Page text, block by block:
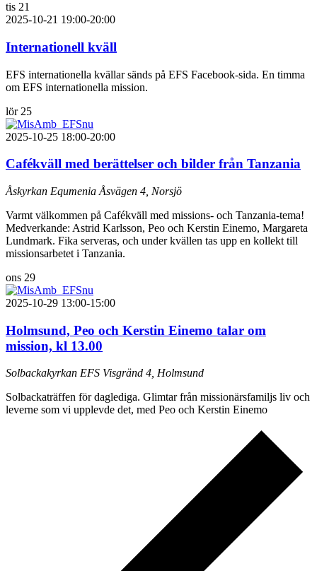
tis 21
2025-10-21 19:00-20:00
Internationell kväll
EFS internationella kvällar sänds på EFS Facebook-sida. En timma
om EFS internationella mission.
lör 25
2025-10-25 18:00-20:00
Cafékväll med berättelser och bilder från Tanzania
Åskyrkan Equmenia Åsvägen 4, Norsjö
Varmt välkommen på Cafékväll med missions- och Tanzania-tema!
Medverkande: Astrid Karlsson, Peo och Kerstin Einemo, Margareta
Lundmark. Fika serveras, och under kvällen tas upp en kollekt till
missionsarbetet i Tanzania.
ons 29
2025-10-29 13:00-15:00
Holmsund, Peo och Kerstin Einemo talar om
mission, kl 13.00
Solbackakyrkan EFS Visgränd 4, Holmsund
Solbackaträffen för daglediga. Glimtar från missionärsfamiljs liv och
leverne som vi upplevde det, med Peo och Kerstin Einemo